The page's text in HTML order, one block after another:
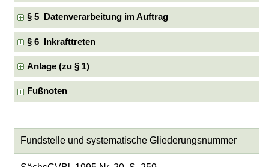
§ 5 Datenverarbeitung im Auftrag
§ 6 Inkrafttreten
Anlage (zu § 1)
Fußnoten
Fundstelle und systematische Gliederungsnummer